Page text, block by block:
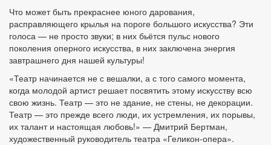
Что может быть прекраснее юного дарования,
расправляющего крылья на пороге большого искусства? Эти
голоса — не просто звуки; в них бьётся пульс нового
поколения оперного искусства, в них заключена энергия
завтрашнего дня нашей культуры!
«Театр начинается не с вешалки, а с того самого момента,
когда молодой артист решает посвятить этому искусству всю
свою жизнь. Театр — это не здание, не стены, не декорации.
Театр — это прежде всего люди, их устремления, их порывы,
их талант и настоящая любовь!» — Дмитрий Бертман,
художественный руководитель театра «Геликон-опера».